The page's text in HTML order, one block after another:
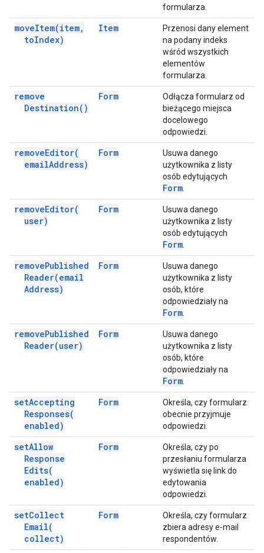
formularza.
moveItem(item,
toIndex)
Item
Przenosi dany element
na podany indeks
wśród wszystkich
elementów
formularza.
remove
Destination( )
Form
Odłącza formularz od
bieżącego miejsca
docelowego
odpowiedzi.
removeEditor(
emailAddress)
Form
Usuwa danego
użytkownika z listy
osób edytujących
Form
removeEditor(
user)
Form
Usuwa danego
użytkownika z listy
osób edytujących
Form
removePublished
Reader(email
Address)
Form
Usuwa danego
użytkownika z listy
osób, które
odpowiedziały na
Form
removePublished
Reader(user)
Form
Usuwa danego
użytkownika z listy
osób, które
odpowiedziały na
Form
setAccepting
Responses(
enabled)
Form
Określa, czy formularz
obecnie przyjmuje
odpowiedzi.
setAllow
Response
Edits(
enabled)
Form
Określa, czy po
przesłaniu formularza
wyświetla się link do
edytowania
odpowiedzi.
setCollect
Email(
collect)
Form
Określa, czy formularz
zbiera adresy e-mail
respondentów.